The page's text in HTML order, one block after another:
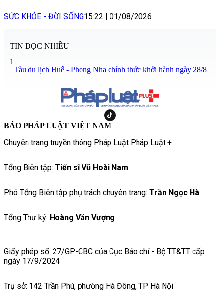
SỨC KHỎE - ĐỜI SỐNG15:22 | 01/08/2026
TIN ĐỌC NHIỀU
1
Tàu du lịch Huế - Phong Nha chính thức khởi hành ngày 28/8
BÁO PHÁP LUẬT VIỆT NAM
Chuyên trang truyền thông Pháp Luật Pháp Luật +
Tổng Biên tập: Tiến sĩ Vũ Hoài Nam
Phó Tổng Biên tập phụ trách chuyên trang: Trần Ngọc Hà
Tổng Thư ký: Hoàng Văn Vượng
Giấy phép số: 27/GP-CBC của Cục Báo chí - Bộ TT&TT cấp
ngày 17/9/2024
Trụ sở: 142 Trần Phú, phường Hà Đông, TP Hà Nội